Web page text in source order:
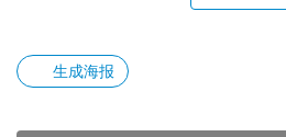
生成海报